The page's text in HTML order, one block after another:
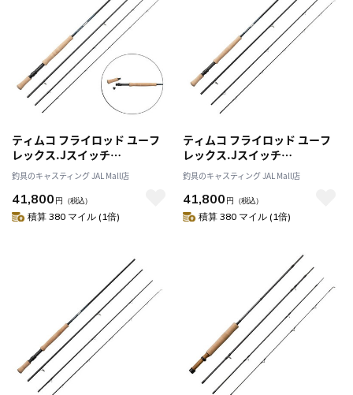
ティムコ フライロッド ユーフ
レックス.Jスイッチ
JSWT1034-4
釣具のキャスティング JAL Mall店
41,800 円 （税込）
積算 380 マイル (1倍)
ティムコ フライロッド ユーフ
レックス.Jスイッチ
JSWT1065-4
釣具のキャスティング JAL Mall店
41,800 円 （税込）
積算 380 マイル (1倍)